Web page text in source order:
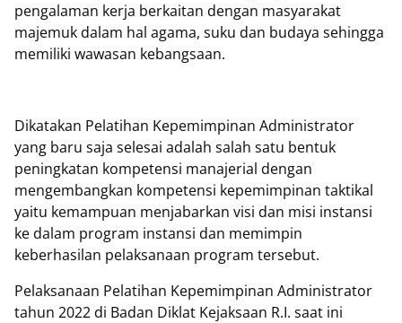
pengalaman kerja berkaitan dengan masyarakat
majemuk dalam hal agama, suku dan budaya sehingga
memiliki wawasan kebangsaan.
Dikatakan Pelatihan Kepemimpinan Administrator
yang baru saja selesai adalah salah satu bentuk
peningkatan kompetensi manajerial dengan
mengembangkan kompetensi kepemimpinan taktikal
yaitu kemampuan menjabarkan visi dan misi instansi
ke dalam program instansi dan memimpin
keberhasilan pelaksanaan program tersebut.
Pelaksanaan Pelatihan Kepemimpinan Administrator
tahun 2022 di Badan Diklat Kejaksaan R.I. saat ini